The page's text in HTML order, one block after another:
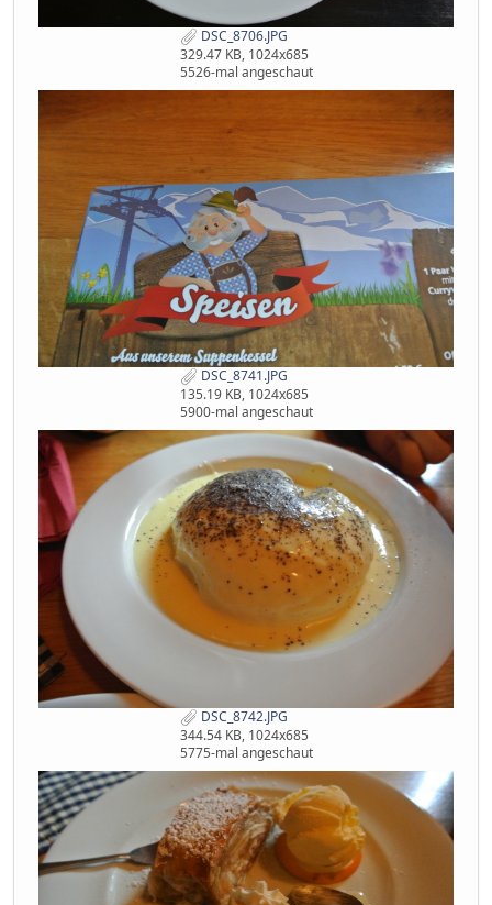
DSC_8706.JPG
329.47 KB, 1024x685
5526-mal angeschaut
DSC_8741.JPG
135.19 KB, 1024x685
5900-mal angeschaut
DSC_8742.JPG
344.54 KB, 1024x685
5775-mal angeschaut